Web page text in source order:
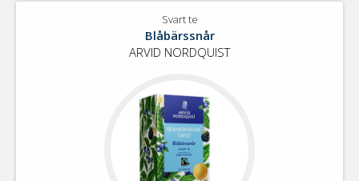
Svart te
Blåbärssnår
ARVID NORDQUIST